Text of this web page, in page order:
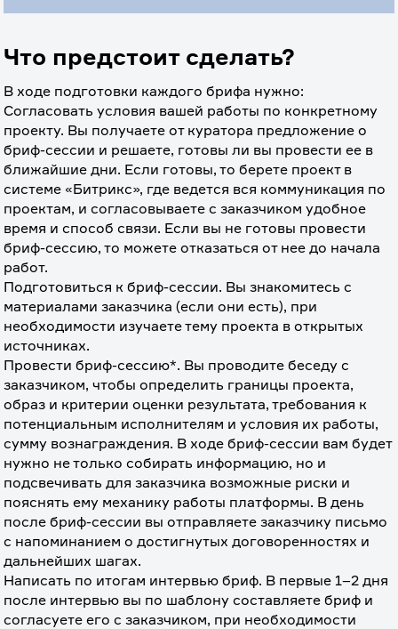
Что предстоит сделать?
В ходе подготовки каждого брифа нужно:
Согласовать условия вашей работы по конкретному
проекту. Вы получаете от куратора предложение о
бриф-сессии и решаете, готовы ли вы провести ее в
ближайшие дни. Если готовы, то берете проект в
системе «Битрикс», где ведется вся коммуникация по
проектам, и согласовываете с заказчиком удобное
время и способ связи. Если вы не готовы провести
бриф-сессию, то можете отказаться от нее до начала
работ.
Подготовиться к бриф-сессии. Вы знакомитесь с
материалами заказчика (если они есть), при
необходимости изучаете тему проекта в открытых
источниках.
Провести бриф-сессию*. Вы проводите беседу с
заказчиком, чтобы определить границы проекта,
образ и критерии оценки результата, требования к
потенциальным исполнителям и условия их работы,
сумму вознаграждения. В ходе бриф-сессии вам будет
нужно не только собирать информацию, но и
подсвечивать для заказчика возможные риски и
пояснять ему механику работы платформы. В день
после бриф-сессии вы отправляете заказчику письмо
с напоминанием о достигнутых договоренностях и
дальнейших шагах.
Написать по итогам интервью бриф. В первые 1–2 дня
после интервью вы по шаблону составляете бриф и
согласуете его с заказчиком, при необходимости